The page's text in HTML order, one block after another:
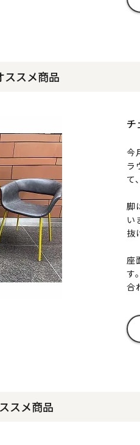
ススメ商品
チ
今
ラ
て
脚
い
抜
座
す
合
スメ商品